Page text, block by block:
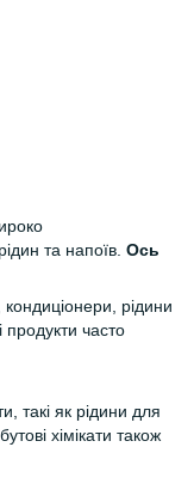
та напоїв. Ось
рідини
продукти часто
такі як рідини для
хімікати також